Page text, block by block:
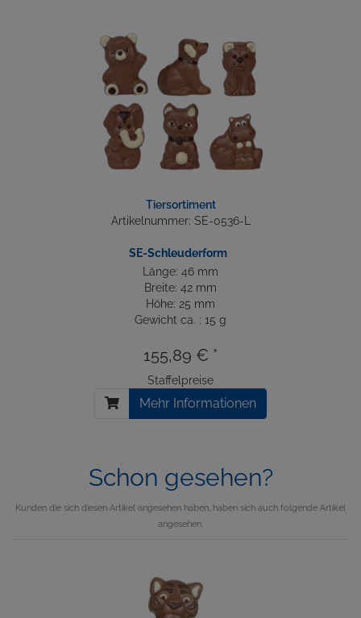
Tiersortiment
Artikelnummer: SE-0536-L
SE-Schleuderform
Länge: 46 mm
Breite: 42 mm
Höhe: 25 mm
Gewicht ca. : 15 g
155,89 € *
Staffelpreise
Mehr Informationen
Schon gesehen?
Kunden die sich diesen Artikel angesehen haben, haben sich auch folgende Artikel
angesehen.